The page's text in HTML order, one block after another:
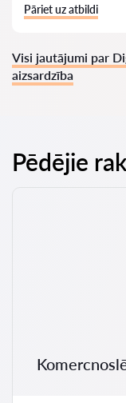
Pāriet uz atbildi
Visi jautājumi par
aizsardzība
Pēdējie